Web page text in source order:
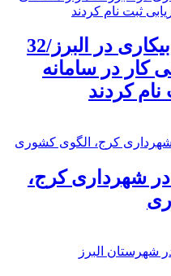
کاهش نرخ بیکاری در البرز/32
کار در سامانه
نام کردند
در شهرداری کرج،